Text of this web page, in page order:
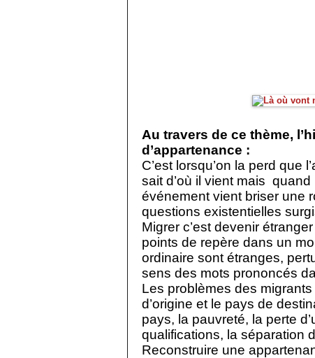
Au travers de ce thème,
d’appartenance :
C’est lorsqu’on la perd que
sait d’où il vient mais quand
événement vient briser une
questions existentielles
Migrer c’est devenir
points de repère dans un
ordinaire sont étranges,
sens des mots prononcés
Les problèmes des
d’origine et le pays de
pays, la pauvreté, la perte
qualifications, la séparation
Reconstruire une